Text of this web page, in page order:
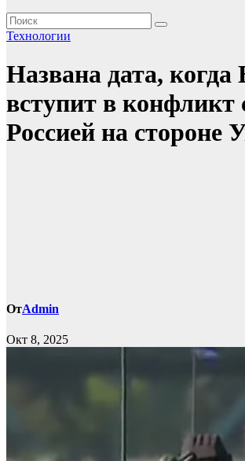
Технологии
Названа дата, когда
вступит в конфликт
Россией на стороне
ОтAdmin
Окт 8, 2025